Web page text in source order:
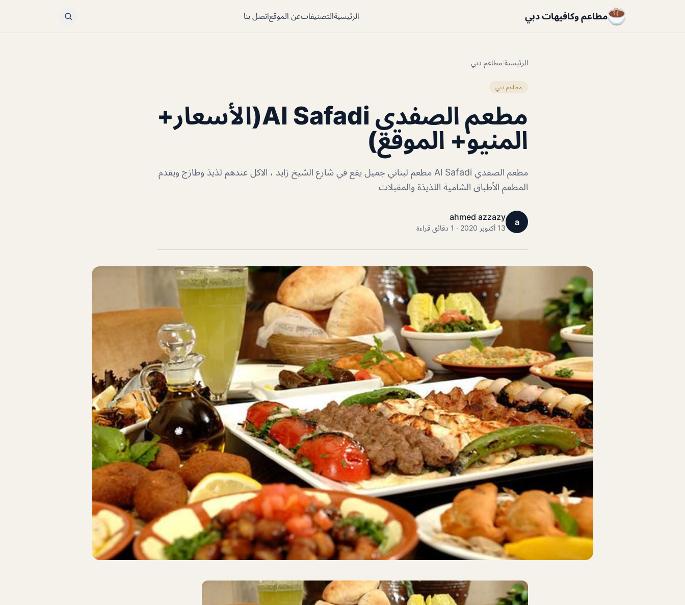
مطاعم وكافيهات دبي الرئيسيةالتصنيفاتعن الموقعاتصل بنا
الرئيسية/مطاعم دبي
مطاعم دبي
مطعم الصفدي Al Safadi(الأسعار+
المنيو+ الموقع)
مطعم الصفدي Al Safadi مطعم لبناني جميل يقع في شارع الشيخ زايد ، الاكل عندهم لذيذ وطازج ويقدم
المطعم الأطباق الشامية اللذيذة والمقبلات
a
ahmed azzazy
13 أكتوبر 2020 · 1 دقائق قراءة